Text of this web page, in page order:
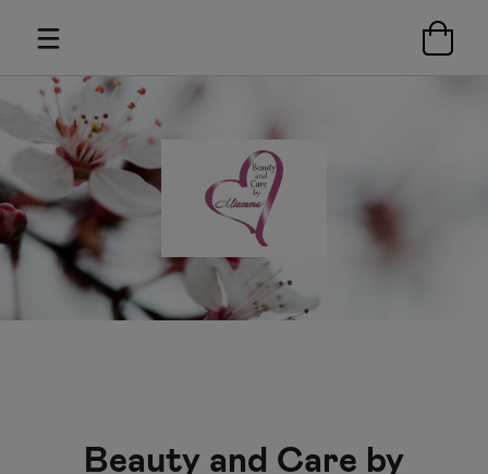
Beauty and Care by